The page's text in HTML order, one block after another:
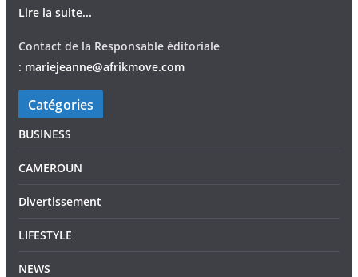
Lire la suite...
Contact de la Responsable éditoriale
: mariejeanne@afrikmove.com
Catégories
BUSINESS
CAMEROUN
Divertissement
LIFESTYLE
NEWS